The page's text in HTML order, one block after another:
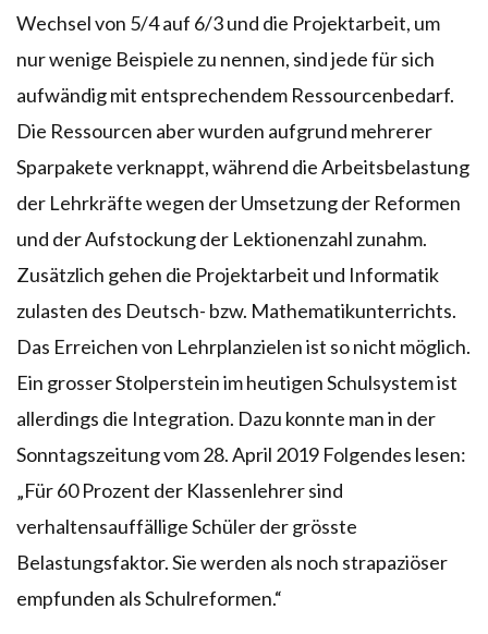
Wechsel von 5/4 auf 6/3 und die Projektarbeit, um
nur wenige Beispiele zu nennen, sind jede für sich
aufwändig mit entsprechendem Ressourcenbedarf.
Die Ressourcen aber wurden aufgrund mehrerer
Sparpakete verknappt, während die Arbeitsbelastung
der Lehrkräfte wegen der Umsetzung der Reformen
und der Aufstockung der Lektionenzahl zunahm.
Zusätzlich gehen die Projektarbeit und Informatik
zulasten des Deutsch- bzw. Mathematikunterrichts.
Das Erreichen von Lehrplanzielen ist so nicht möglich.
Ein grosser Stolperstein im heutigen Schulsystem ist
allerdings die Integration. Dazu konnte man in der
Sonntagszeitung vom 28. April 2019 Folgendes lesen:
„Für 60 Prozent der Klassenlehrer sind
verhaltensauffällige Schüler der grösste
Belastungsfaktor. Sie werden als noch strapaziöser
empfunden als Schulreformen.“